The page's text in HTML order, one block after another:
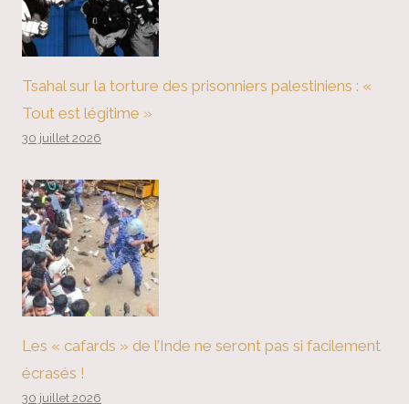
Tsahal sur la torture des prisonniers palestiniens : «
Tout est légitime »
30 juillet 2026
Les « cafards » de l’Inde ne seront pas si facilement
écrasés !
30 juillet 2026